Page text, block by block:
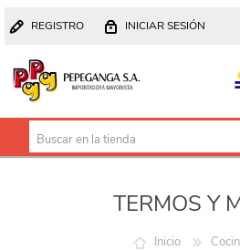
REGISTRO INICIAR SESIÓN
TERMOS Y
Inicio